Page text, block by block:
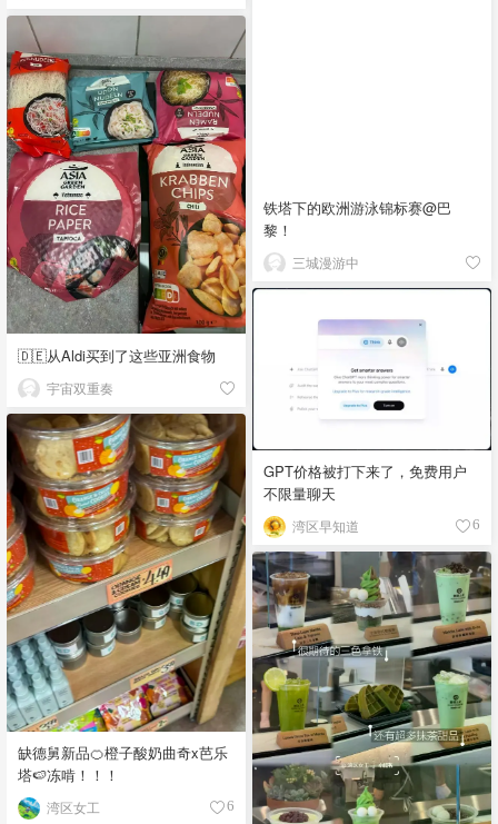
铁塔下的欧洲游泳锦标赛@巴
黎！
三城漫游中
🇩🇪从Aldi买到了这些亚洲食物
宇宙双重奏
GPT价格被打下来了，免费用户
不限量聊天
湾区早知道 6
缺德舅新品🍊橙子酸奶曲奇x芭乐
塔🍉冻啃！！！
湾区女工 6